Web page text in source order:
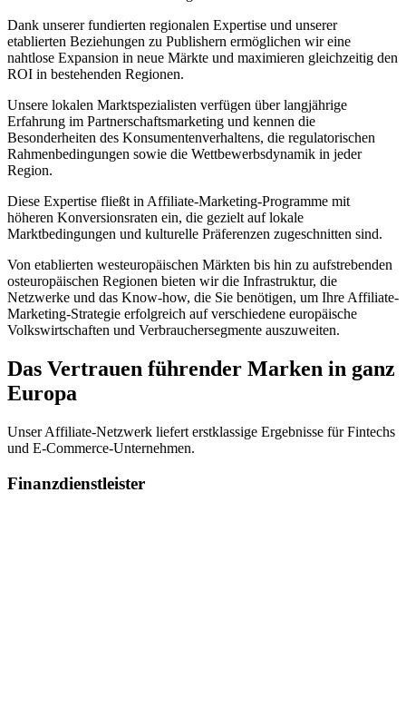
Dank unserer fundierten regionalen Expertise und unserer
etablierten Beziehungen zu Publishern ermöglichen wir eine
nahtlose Expansion in neue Märkte und maximieren gleichzeitig den
ROI in bestehenden Regionen.
Unsere lokalen Marktspezialisten verfügen über langjährige
Erfahrung im Partnerschaftsmarketing und kennen die
Besonderheiten des Konsumentenverhaltens, die regulatorischen
Rahmenbedingungen sowie die Wettbewerbsdynamik in jeder
Region.
Diese Expertise fließt in Affiliate-Marketing-Programme mit
höheren Konversionsraten ein, die gezielt auf lokale
Marktbedingungen und kulturelle Präferenzen zugeschnitten sind.
Von etablierten westeuropäischen Märkten bis hin zu aufstrebenden
osteuropäischen Regionen bieten wir die Infrastruktur, die
Netzwerke und das Know-how, die Sie benötigen, um Ihre Affiliate-
Marketing-Strategie erfolgreich auf verschiedene europäische
Volkswirtschaften und Verbrauchersegmente auszuweiten.
Das Vertrauen führender Marken in ganz
Europa
Unser Affiliate-Netzwerk liefert erstklassige Ergebnisse für Fintechs
und E-Commerce-Unternehmen.
Finanzdienstleister